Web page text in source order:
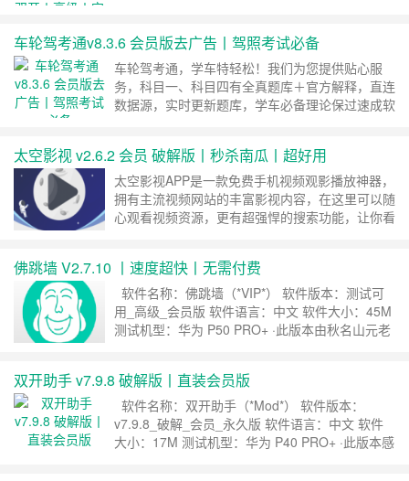
欢迎各位机友下载。 ·平行空间是一款极简、
Free的黑科技双开助手； ·您可以在平行……继续
阅读 »
车轮驾考通v8.3.6 会员版去广告丨驾照考试必备
车轮驾考通，学车特轻松！我们为您提供贴心服
务，科目一、科目四有全真题库＋官方解释，直连
数据源，实时更新题库，学车必备理论保过速成软
照。全国驾校教练指定推荐驾考教学软件，学车必
备，轻松拿驾照～ 【产品特色】 1、全新题库：
恪守2021年新版全国机动车考试大纲，涵盖完整
的小车……继续阅读 »
太空影视 v2.6.2 会员 破解版丨秒杀南瓜丨超好用
太空影视APP是一款免费手机视频观影播放神器，
拥有主流视频网站的丰富影视内容，在这里可以随
心观看视频资源，更有超强悍的搜索功能，让你看
榜：最权威的视频排行榜，热门看点一手掌握! 离
线观看：离线观看功能，再也不用纠结流量! 播放
流畅：采用最先进的P2P下载引擎，提供网络……
继续阅读 »
佛跳墙 V2.7.10 丨速度超快丨无需付费
软件名称：佛跳墙（*VIP*） 软件版本：测试可
用_高级_会员版 软件语言：中文 软件大小：45M
测试机型：华为 P50 PRO+ ·此版本由秋名山元老
全，是福建省福州市的一道特色名菜，属闽菜系。
相传，该菜品是在清道光年间由福州聚春园……
续阅读 »
双开助手 v7.9.8 破解版丨直装会员版
软件名称：双开助手（*Mod*） 软件版本：
v7.9.8_破解_会员_永久版 软件语言：中文 软件
大小：17M 测试机型：华为 P40 PRO+ ·此版本感